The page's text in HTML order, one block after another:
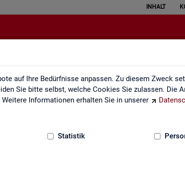
auf Ihre Bedürfnisse anpassen. Zu diesem Zweck
Sie bitte selbst, welche Cookies Sie zulassen. Die
Informationen erhalten Sie in unserer
Statistik
INHALT
Mediathek